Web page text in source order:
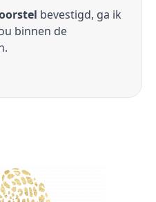
bevestigd, ga ik
binnen de